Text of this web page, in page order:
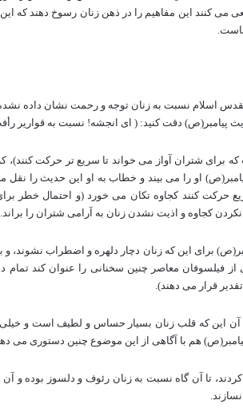
می کنند این مفاهیم را در ذهن زنان رسوخ دهند که
مقدس اسلام نسبت به زنان توجه و رحمت نشان داده
پیامبر(ص) دقت کنید: ( ای انجشه! نسبت به قواریر
برای شتران آواز می خواند تا سریع تر حرکت کنند)،
او را می بیند و خطاب به او این حدیث را نقل
کنند کجاوه تکان می خورد (و احتمال خطر برای
کجاوه و اذیت نشدن زنان به آرامی شتران را براند.
برای این که زنان دچار دلهره و اضطراب
فیلسوفان معاصر چنین سخنانی را عنوان کند تمام
قرار می دهند).
آن این که قلب زنان بسیار حساس و لطیف است و خیلی
هم با آگاهی از این موضوع چنین دستوری می
تا آن گاه نسبت به زنان رئوف و دلسوز بوده و آن